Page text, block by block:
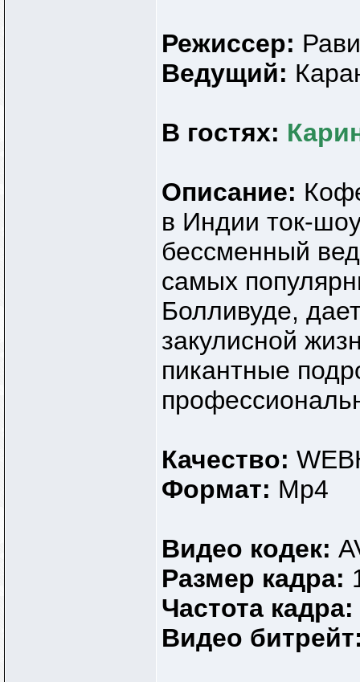
Режиссер:
Ведущий:
В гостях:
Описание:
в Индии ток-
бессменный
самых
Болливуде,
закулисной
пикантные
Качество:
Формат: Mp4
Видео кодек:
Размер кадра:
Частота кадра:
Видео